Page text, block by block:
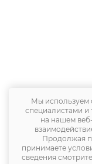
Мы используем
специалистами и
на нашем
Продолжая
принимаете
сведения